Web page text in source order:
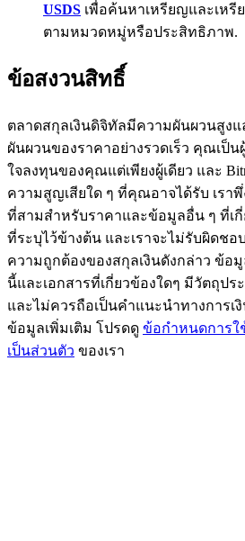
USDT New User Exclusive 10%
USDT Flexible Staking | Daily
BTC New User Exclusive: 6.5%
BTC Flexible Staking | Daily
กิจกรรมเพิ่มเติม
USDS เพื่อค้นหาเหรียญและเหรี
ตามหมวดหมู่หรือประสิทธิภาพ.
ข้อสงวนสิทธิ์
ตลาดสกุลเงินดิจิทัลมีความผันผวนสูง
ผันผวนของราคาอย่างรวดเร็ว คุณเป็
ใจลงทุนของคุณแต่เพียงผู้เดียว และ
ความสูญเสียใด ๆ ที่คุณอาจได้รับ เรา
ที่สามสำหรับราคาและข้อมูลอื่น ๆ ที่เ
ที่ระบุไว้ข้างต้น และเราจะไม่รับผิดช
ความถูกต้องของสกุลเงินดังกล่าว ข้อ
นี้และเอกสารที่เกี่ยวข้องใดๆ มีวัตถุป
และไม่ควรถือเป็นคำแนะนำทางการเ
ข้อมูลเพิ่มเติม โปรดดู ข้อกำหนดการใ
เป็นส่วนตัว ของเรา